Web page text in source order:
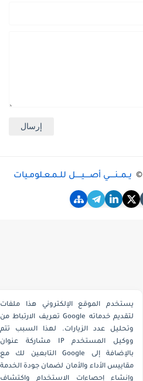
يــمــنـــــي أصــــيـــــل للــمـعـلومـيات
يستخدم الموقع الإلكتروني هذا ملفات
تعريف الارتباط من Google لتقديم خدماته
وتحليل عدد الزيارات. لهذا السبب تتم
مشاركة عنوان IP ووكيل المستخدم
التابعين لك مع Google بالإضافة إلى
مقاييس الأداء والأمان لضمان جودة الخدمة
وإنشاء إحصاءات الاستخدام واكتشاف